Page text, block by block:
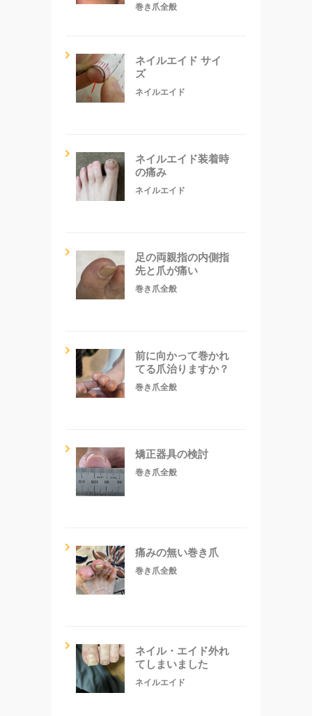
巻き爪全般
ネイルエイド サイ
ズ
ネイルエイド
ネイルエイド装着時
の痛み
ネイルエイド
足の両親指の内側指
先と爪が痛い
巻き爪全般
前に向かって巻かれ
てる爪治りますか？
巻き爪全般
矯正器具の検討
巻き爪全般
痛みの無い巻き爪
巻き爪全般
ネイル・エイド外れ
てしまいました
ネイルエイド